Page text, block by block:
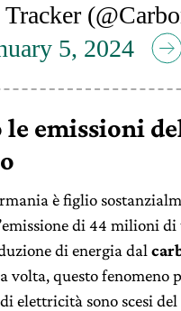
5, 2024
emissioni
è figlio
di 44 milioni
di energia dal
volta, questo fenomeno
elettricità sono scesi del